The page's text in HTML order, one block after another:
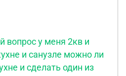
вопрос у меня 2кв и
и санузле можно ли
и сделать один из